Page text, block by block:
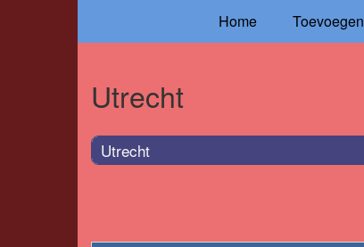
Home Toevoegen
Utrecht
Utrecht